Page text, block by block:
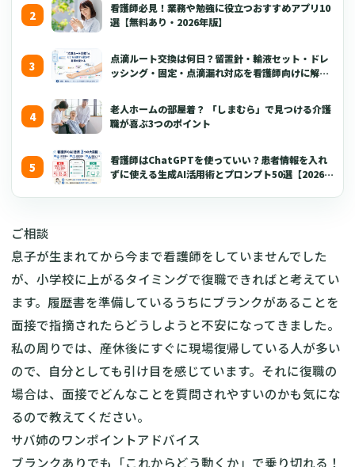
看護師必見！業務や勉強に役立つおすすめアプリ10
選【無料あり・2026年版】
点滴ルート交換は何日？留置針・輸液セット・ドレ
ッシング・固定・点滴漏れ対応を看護師向けに解説
老人ホームの部屋着？ 「しまむら」で見つける介護
職が喜ぶ3つのポイント
看護師はChatGPTを使っていい？患者情報を入れ
ずに使える生成AI活用術とプロンプト50選【2026年
ご相談
息子が生まれてから今まで看護師をしていませんでした
が、小学校に上がるタイミングで復職できればと考えてい
ます。履歴書を準備しているうちにブランクがあることを
面接で指摘されたらどうしようと不安になってきました。
私の周りでは、産休後にすぐに現場復帰している人が多い
ので、自分としても引け目を感じています。それに復職の
場合は、面接でどんなことを質問されやすいのかも気にな
るので教えてください。
サバ姉のワンポイントアドバイス
ブランクありでも「これからどう動くか」で乗り切れる！